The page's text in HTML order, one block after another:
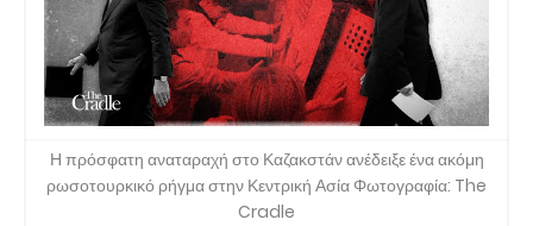
Η πρόσφατη αναταραχή στο Καζακστάν ανέδειξε ένα ακόμη
ρωσοτουρκικό ρήγμα στην Κεντρική Ασία Φωτογραφία: The
Cradle